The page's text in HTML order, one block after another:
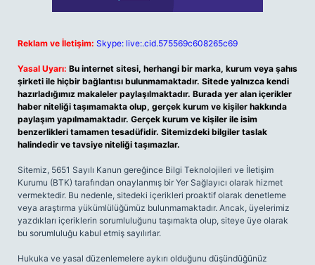
Reklam ve İletişim: Skype: live:.cid.575569c608265c69
Yasal Uyarı: Bu internet sitesi, herhangi bir marka, kurum veya şahıs
şirketi ile hiçbir bağlantısı bulunmamaktadır. Sitede yalnızca kendi
hazırladığımız makaleler paylaşılmaktadır. Burada yer alan içerikler
haber niteliği taşımamakta olup, gerçek kurum ve kişiler hakkında
paylaşım yapılmamaktadır. Gerçek kurum ve kişiler ile isim
benzerlikleri tamamen tesadüfidir. Sitemizdeki bilgiler taslak
halindedir ve tavsiye niteliği taşımazlar.
Sitemiz, 5651 Sayılı Kanun gereğince Bilgi Teknolojileri ve İletişim
Kurumu (BTK) tarafından onaylanmış bir Yer Sağlayıcı olarak hizmet
vermektedir. Bu nedenle, sitedeki içerikleri proaktif olarak denetleme
veya araştırma yükümlülüğümüz bulunmamaktadır. Ancak, üyelerimiz
yazdıkları içeriklerin sorumluluğunu taşımakta olup, siteye üye olarak
bu sorumluluğu kabul etmiş sayılırlar.
Hukuka ve yasal düzenlemelere aykırı olduğunu düşündüğünüz